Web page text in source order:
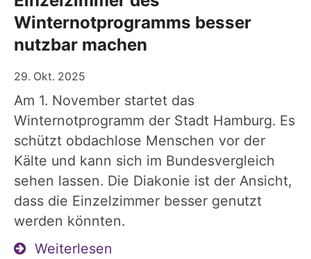
Winternotprogramms besser
nutzbar machen
29. Okt. 2025
Am 1. November startet das
Winternotprogramm der Stadt Hamburg. Es
schützt obdachlose Menschen vor der
Kälte und kann sich im Bundesvergleich
sehen lassen. Die Diakonie ist der Ansicht,
dass die Einzelzimmer besser genutzt
werden könnten.
Weiterlesen